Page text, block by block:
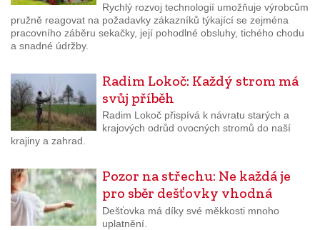
Rychlý rozvoj technologií umožňuje výrobcům
pružně reagovat na požadavky zákazníků týkající se zejména
pracovního záběru sekačky, její pohodlné obsluhy, tichého chodu
a snadné údržby.
Radim Lokoč: Každý strom má
svůj příběh
Radim Lokoč přispívá k návratu starých a
krajových odrůd ovocných stromů do naší
krajiny a zahrad.
Pozor na střechu: Ne každá je
pro sběr dešťovky vhodná
Dešťovka má díky své měkkosti mnoho
uplatnění.